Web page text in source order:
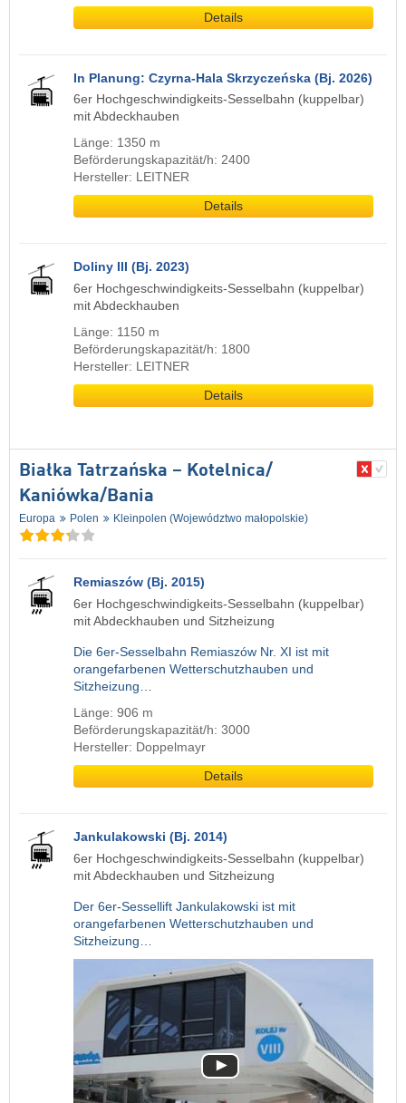
Details
In Planung: Czyrna-Hala Skrzyczeńska (Bj. 2026)
6er Hochgeschwindigkeits-Sesselbahn (kuppelbar)
mit Abdeckhauben
Länge: 1350 m
Beförderungskapazität/h: 2400
Hersteller: LEITNER
Details
Doliny III (Bj. 2023)
6er Hochgeschwindigkeits-Sesselbahn (kuppelbar)
mit Abdeckhauben
Länge: 1150 m
Beförderungskapazität/h: 1800
Hersteller: LEITNER
Details
Białka Tatrzańska – Kotelnica/​
Kaniówka/​Bania
Europa Polen Kleinpolen (Województwo małopolskie)
Remiaszów (Bj. 2015)
6er Hochgeschwindigkeits-Sesselbahn (kuppelbar)
mit Abdeckhauben und Sitzheizung
Die 6er-Sesselbahn Remiaszów Nr. XI ist mit
orangefarbenen Wetterschutzhauben und
Sitzheizung…
Länge: 906 m
Beförderungskapazität/h: 3000
Hersteller: Doppelmayr
Details
Jankulakowski (Bj. 2014)
6er Hochgeschwindigkeits-Sesselbahn (kuppelbar)
mit Abdeckhauben und Sitzheizung
Der 6er-Sessellift Jankulakowski ist mit
orangefarbenen Wetterschutzhauben und
Sitzheizung…